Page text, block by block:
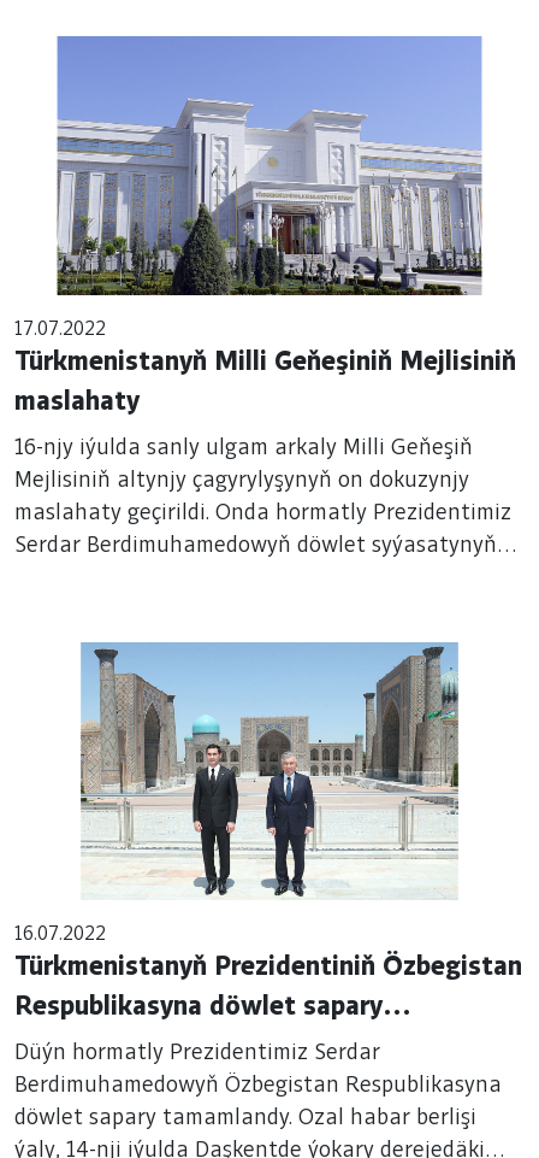
17.07.2022
Türkmenistanyň Milli Geňeşiniň Mejlisiniň
maslahaty
16-njy iýulda sanly ulgam arkaly Milli Geňeşiň
Mejlisiniň altynjy çagyrylyşynyň on dokuzynjy
maslahaty geçirildi. Onda hormatly Prezidentimiz
Serdar Berdimuhamedowyň döwlet syýasatynyň
boýunça toplumlaýyn maksatnama laýyklykda
işlenip taýýarlanylan kanunlaryň taslamalarynyň
birnäçesine garaldy.
16.07.2022
Türkmenistanyň Prezidentiniň Özbegistan
Respublikasyna döwlet sapary
tamamlandy
Düýn hormatly Prezidentimiz Serdar
Berdimuhamedowyň Özbegistan Respublikasyna
döwlet sapary tamamlandy. Ozal habar berlişi
ýaly, 14-nji iýulda Daşkentde ýokary derejedäki